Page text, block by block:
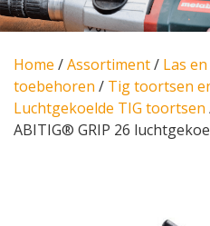
Home /Assortiment/ Las
toebehoren / Tig toortsen
Luchtgekoelde TIG toortsen
ABITIG® GRIP 26